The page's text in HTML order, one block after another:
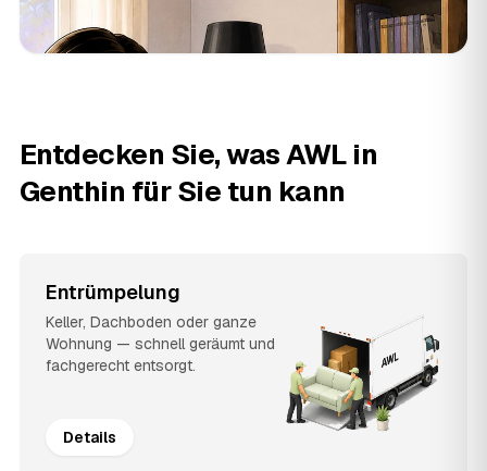
Entdecken Sie, was AWL in
Genthin für Sie tun kann
Entrümpelung
Keller, Dachboden oder ganze
Wohnung — schnell geräumt und
fachgerecht entsorgt.
Details